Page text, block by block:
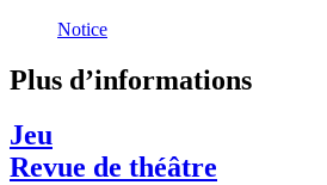
Notice
Plus d’informations
Jeu
Revue de théâtre